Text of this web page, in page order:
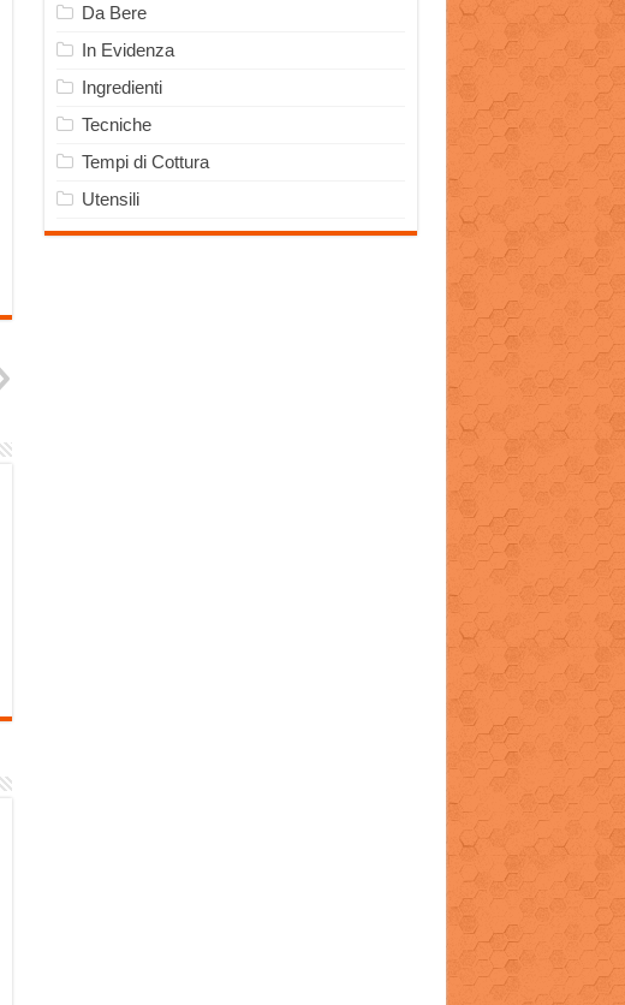
Da Bere
In Evidenza
Ingredienti
Tecniche
Tempi di Cottura
Utensili